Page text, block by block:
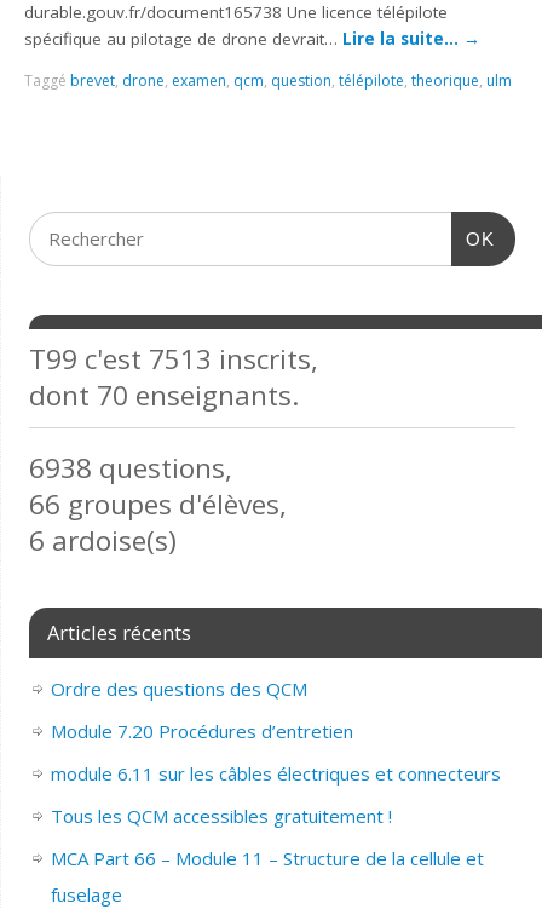
durable.gouv.fr/document165738 Une licence télépilote
spécifique au pilotage de drone devrait… Lire la suite… →
Taggé brevet, drone, examen, qcm, question,télépilote,theorique, ulm
OK
T99 c'est 7513 inscrits,
dont 70 enseignants.
6938 questions,
66 groupes d'élèves,
6 ardoise(s)
Articles récents
Ordre des questions des QCM
Module 7.20 Procédures d’entretien
module 6.11 sur les câbles électriques et connecteurs
Tous les QCM accessibles gratuitement !
MCA Part 66 – Module 11 – Structure de la cellule et
fuselage